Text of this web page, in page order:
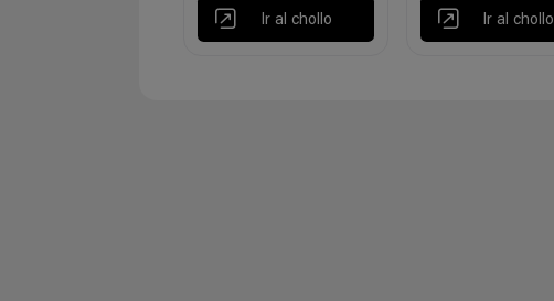
Ir al chollo Ir al chollo